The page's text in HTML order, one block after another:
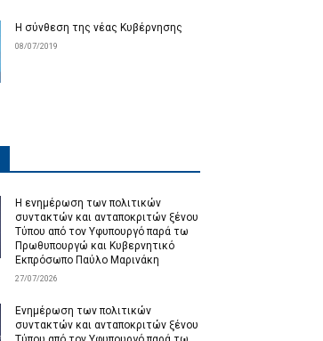
Η σύνθεση της νέας Κυβέρνησης
08/07/2019
Η ενημέρωση των πολιτικών
συντακτών και ανταποκριτών ξένου
Τύπου από τον Υφυπουργό παρά τω
Πρωθυπουργώ και Κυβερνητικό
Εκπρόσωπο Παύλο Μαρινάκη
27/07/2026
Ενημέρωση των πολιτικών
συντακτών και ανταποκριτών ξένου